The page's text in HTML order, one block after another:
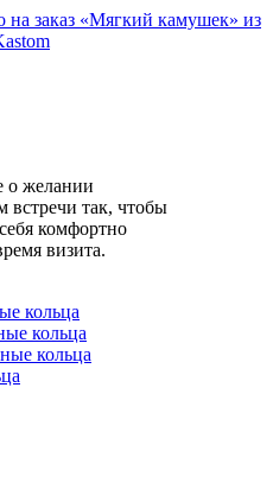
о желании
так, чтобы
комфортно
визита.
кольца
кольца
кольца